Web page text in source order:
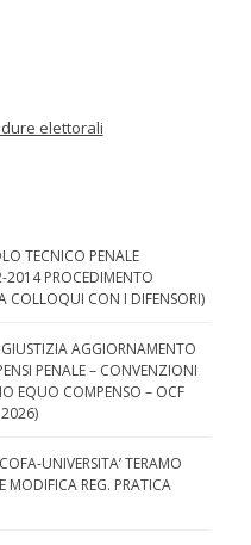
elettorali
TECNICO PENALE
2014 PROCEDIMENTO
COLLOQUI CON I DIFENSORI)
AGGIORNAMENTO
PENALE – CONVENZIONI
EQUO COMPENSO – OCF
UNIVERSITA’ TERAMO
MODIFICA REG. PRATICA